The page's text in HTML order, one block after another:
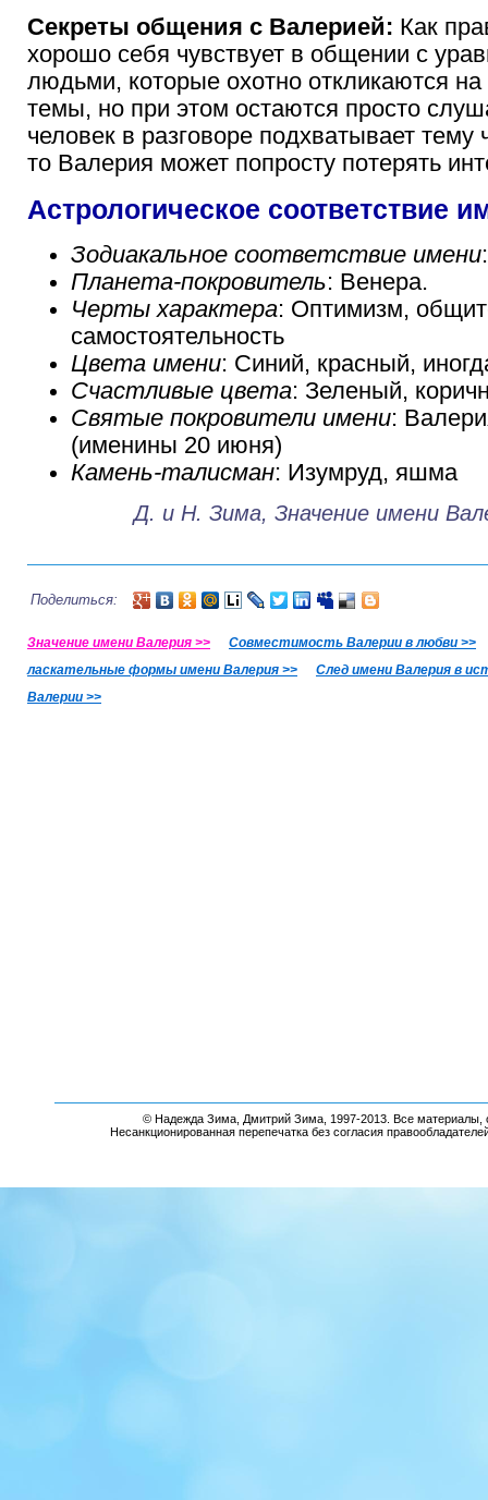
Секреты общения с Валерией: Как
хорошо себя чувствует в общении с
людьми, которые охотно откликаются
темы, но при этом остаются просто
человек в разговоре подхватывает тему
то Валерия может попросту потерять
Астрологическое соответствие
Зодиакальное соответствие имени
Планета-покровитель: Венера.
Черты характера: Оптимизм,
самостоятельность
Цвета имени: Синий, красный,
Счастливые цвета: Зеленый,
Святые покровители имени:
(именины 20 июня)
Камень-талисман: Изумруд, яшма
Д. и Н. Зима, Значение имени
Поделиться:
Значение имени Валерия >>
Совместимость Валерии в любви >>
ласкательные формы имени Валерия >>
След имени Валерия в
Валерии >>
© Надежда Зима, Дмитрий Зима, 1997-2013. Все материалы,
Несанкционированная перепечатка без согласия